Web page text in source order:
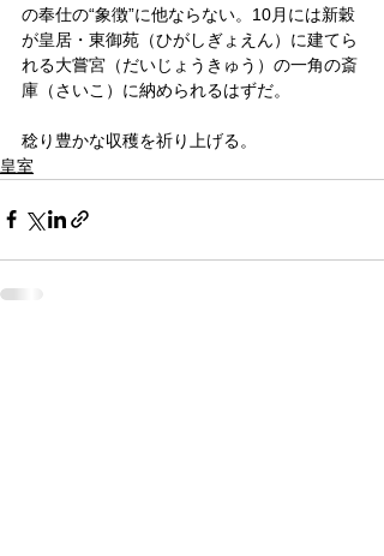
の奉仕の“象徴”に他ならない。10月には新穀
が皇居・東御苑（ひがしぎょえん）に建てら
れる大嘗宮（だいじょうきゅう）の一角の斎
庫（さいこ）に納められるはずだ。
稔り豊かな収穫を祈り上げる。
皇室